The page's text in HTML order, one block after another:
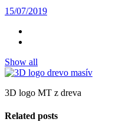
15/07/2019
Show all
3D logo MT z dreva
Related posts